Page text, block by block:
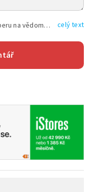
Vyplněním shora uvedených údajů beru na vědomí, že společnost TEXT FACTORY s.r.o., sídlem Brno, Durďákova 336/29, Černá Pole, PSČ: 613 00, IČ: 06157831, zapsané u Krajského soudu v Brně, oddíl C, vložka 100399, bude zpracovávat mé osobní údaje uvedené v rámci mnou vyplněného registračního formuláře na základě oprávněných zájmů TEXT FACTORY s.r.o. dle čl. 6 odst. 1 písm. f) GDPR a pro splnění právních povinností (čl. 6 odst. 1 písm. c) GDPR), a to pro tyto účely: nezbytnost zajistit oprávnění návštěvníka webových stránek provozovaných společností TEXT FACTORY s.r.o. přispívat aktivně ke zveřejněným článkům nebo v rámci diskusních fór a výkon práv TEXT FACTORY s.r.o. jako administrátora těchto diskusních fór. Více informací o zpracování osobních údajů a právech lze nalézt v celý text